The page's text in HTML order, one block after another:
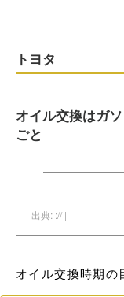
トヨタ
オイル交換はガ
ごと
出典: :// |
オイル交換時期の